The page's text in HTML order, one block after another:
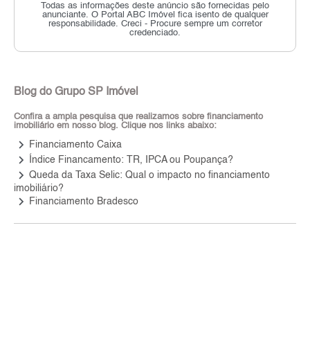
Todas as informações deste anúncio são fornecidas pelo
anunciante. O Portal ABC Imóvel fica isento de qualquer
responsabilidade. Creci - Procure sempre um corretor
credenciado.
Blog do Grupo SP Imóvel
Confira a ampla pesquisa que realizamos sobre financiamento
imobiliário em nosso blog. Clique nos links abaixo:
keyboard_arrow_right Financiamento Caixa
keyboard_arrow_right Índice Financamento: TR, IPCA ou Poupança?
keyboard_arrow_right Queda da Taxa Selic: Qual o impacto no financiamento
imobiliário?
keyboard_arrow_right Financiamento Bradesco